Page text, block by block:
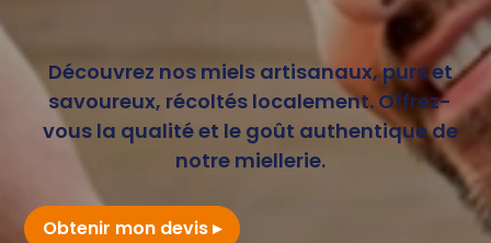
Découvrez nos miels artisanaux, purs et
savoureux, récoltés localement. Offrez-
vous la qualité et le goût authentique de
notre miellerie.
Obtenir mon devis